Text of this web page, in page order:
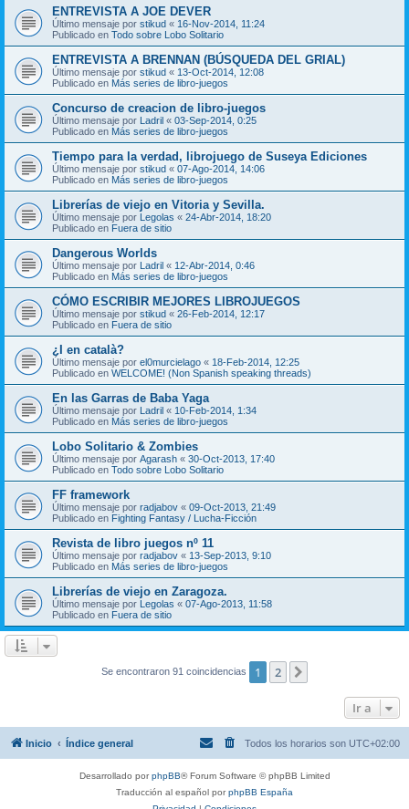
ENTREVISTA A JOE DEVER
Último mensaje por stikud « 16-Nov-2014, 11:24
Publicado en Todo sobre Lobo Solitario
ENTREVISTA A BRENNAN (BÚSQUEDA DEL GRIAL)
Último mensaje por stikud « 13-Oct-2014, 12:08
Publicado en Más series de libro-juegos
Concurso de creacion de libro-juegos
Último mensaje por Ladril « 03-Sep-2014, 0:25
Publicado en Más series de libro-juegos
Tiempo para la verdad, librojuego de Suseya Ediciones
Último mensaje por stikud « 07-Ago-2014, 14:06
Publicado en Más series de libro-juegos
Librerías de viejo en Vitoria y Sevilla.
Último mensaje por Legolas « 24-Abr-2014, 18:20
Publicado en Fuera de sitio
Dangerous Worlds
Último mensaje por Ladril « 12-Abr-2014, 0:46
Publicado en Más series de libro-juegos
CÓMO ESCRIBIR MEJORES LIBROJUEGOS
Último mensaje por stikud « 26-Feb-2014, 12:17
Publicado en Fuera de sitio
¿I en català?
Último mensaje por el0murcielago « 18-Feb-2014, 12:25
Publicado en WELCOME! (Non Spanish speaking threads)
En las Garras de Baba Yaga
Último mensaje por Ladril « 10-Feb-2014, 1:34
Publicado en Más series de libro-juegos
Lobo Solitario & Zombies
Último mensaje por Agarash « 30-Oct-2013, 17:40
Publicado en Todo sobre Lobo Solitario
FF framework
Último mensaje por radjabov « 09-Oct-2013, 21:49
Publicado en Fighting Fantasy / Lucha-Ficción
Revista de libro juegos nº 11
Último mensaje por radjabov « 13-Sep-2013, 9:10
Publicado en Más series de libro-juegos
Librerías de viejo en Zaragoza.
Último mensaje por Legolas « 07-Ago-2013, 11:58
Publicado en Fuera de sitio
Se encontraron 91 coincidencias 1 2
Ir a
Inicio Índice general Todos los horarios son UTC+02:00
Desarrollado porphpBB® Forum Software © phpBB Limited
Traducción al español porphpBB España